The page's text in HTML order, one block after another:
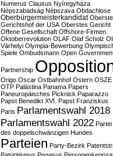
Numerus Clausus Nyíregyháza
Népszabadság Népszava Obdachlose
Oberbürgermeisterkandidat
Gerichtshof der USA Oberstes Gericht
Offene Gesellschaft Offshore-Firmen
Oktoberrevolution OLAF Olaf Scholz
Várhelyi Olympia-Bewerbung
Spiele Ombudsmann Open
Partnership
Origo Oscar Ostbahnhof Ostern OSZE
OTP Palästina Panama Papers
Paneuropäisches Picknick Paparazzo
Papst Benedikt XVI. Papst Franziskus
Paris Parlamentswahl 2018
Parlamentswahl 2022 Partei
des doppelschwänzigen Hundes
Parteien Party-Bezirk